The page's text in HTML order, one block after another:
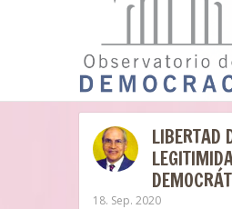
LIBERTAD
18. Sep. 2020